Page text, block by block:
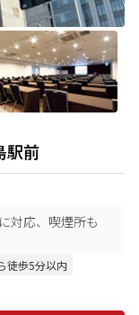
駅前
対応、喫煙所も
徒歩5分以内